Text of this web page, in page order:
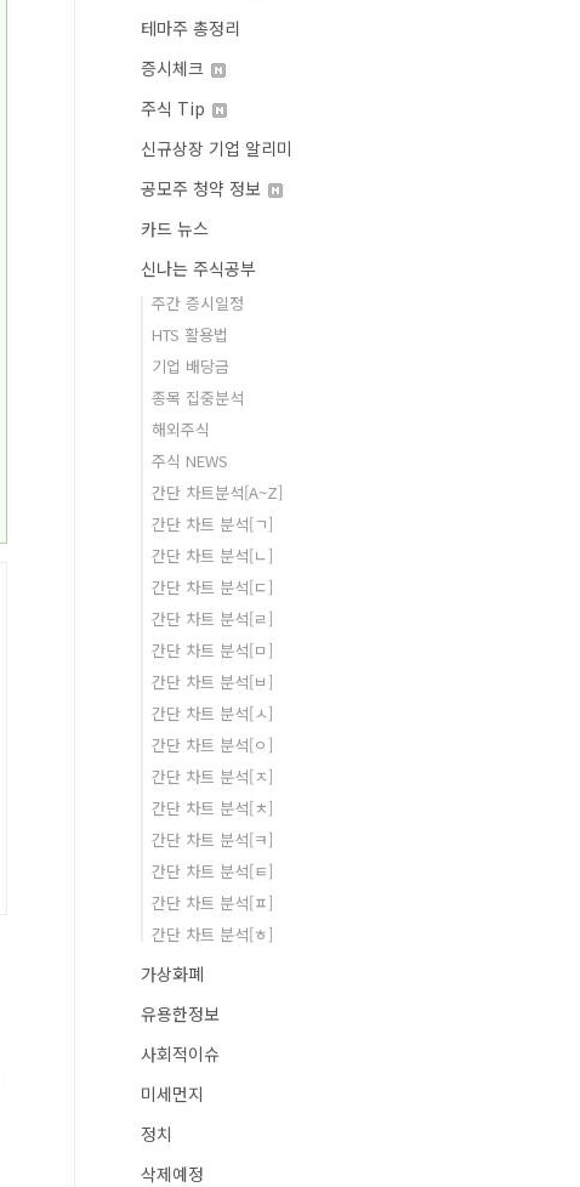
테마주 총정리
증시체크
주식 Tip
신규상장 기업 알리미
공모주 청약 정보
카드 뉴스
신나는 주식공부
주간 증시일정
HTS 활용법
기업 배당금
종목 집중분석
해외주식
주식 NEWS
간단 차트분석[A~Z]
간단 차트 분석[ㄱ]
간단 차트 분석[ㄴ]
간단 차트 분석[ㄷ]
간단 차트 분석[ㄹ]
간단 차트 분석[ㅁ]
간단 차트 분석[ㅂ]
간단 차트 분석[ㅅ]
간단 차트 분석[ㅇ]
간단 차트 분석[ㅈ]
간단 차트 분석[ㅊ]
간단 차트 분석[ㅋ]
간단 차트 분석[ㅌ]
간단 차트 분석[ㅍ]
간단 차트 분석[ㅎ]
가상화폐
유용한정보
사회적이슈
미세먼지
정치
삭제예정